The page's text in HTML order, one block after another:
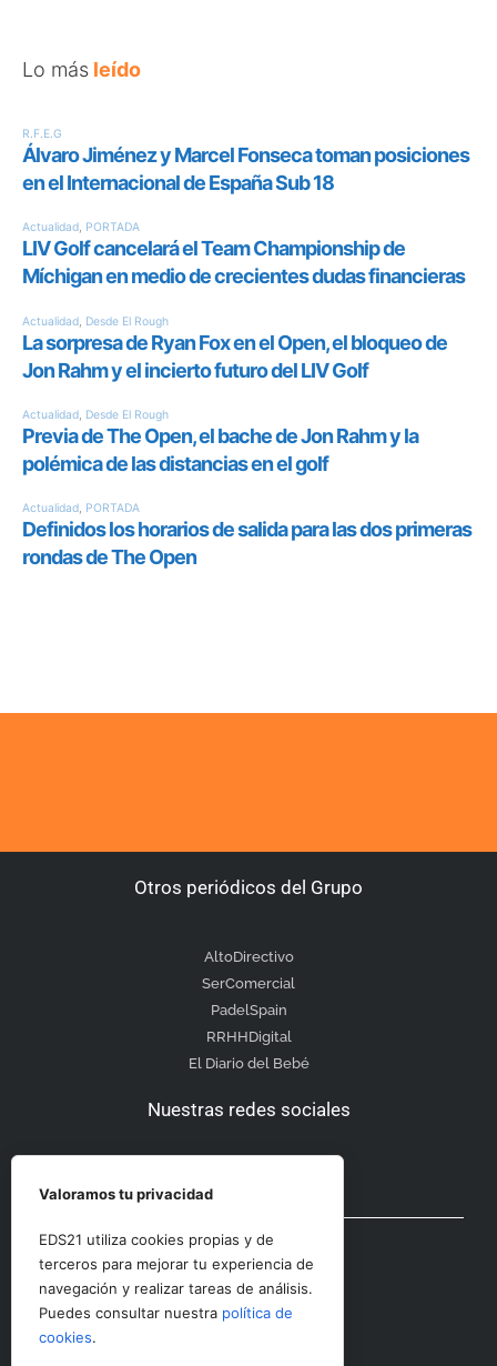
Lo más leído
Otros periódicos del Grupo
AltoDirectivo
SerComercial
PadelSpain
RRHHDigital
El Diario del Bebé
Nuestras redes sociales
Otras secciones
Contacto
Valoramos tu privacidad
EDS21 utiliza cookies propias y de
terceros para mejorar tu experiencia de
navegación y realizar tareas de análisis.
Puedes consultar nuestra política de
cookies.